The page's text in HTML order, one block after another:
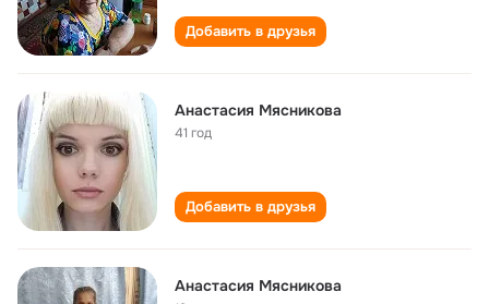
Добавить в друзья
Анастасия Мясникова
41 год
Добавить в друзья
Анастасия Мясникова